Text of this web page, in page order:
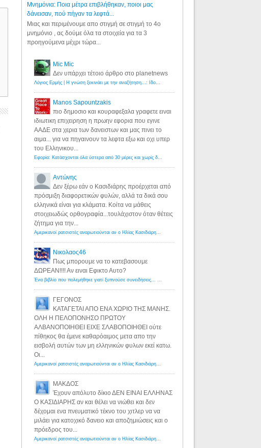
Μνημόνια: Ποια μέτρα επιβλήθηκαν, ποιοι μας
δάνεισαν, πού πήγαν τα λεφτά...
Μιας και περιμένουμε απο στιγμή σε στιγμή το 4ο
μνημόνιο , ας δούμε όλα τα στοιχεία για τα 3
προηγούμενα μέχρι τώρα...
Mic Mic
Δεν υπάρχει τέτοιο άρθρο στο planetnews
Λόγιος Ερμής | Η γνώση ξεκινάει με την αναζήτηση...: Ιδού οι 18 που χρωστούν 11 δις ευρώ!
Manos Sapountzakis
πιο δημοσιο και κουραφεξαλα γραφετε ειναι
ιδιωτικη επιχειρηση η πρωην εφορια που εγινε
ΑΑΔΕ στα χερια των δανειστων και μας πινει το
αιμα... για να πηγαινουν τα λεφτα εξω και οχι υπερ
του Ελληνικου...
Εφορία: Κατάσχονται όλα ύστερα από 30 μέρες και χωρίς δικαστικές αποφάσεις - Λόγιος Ερμής
Αντώνης
Δεν ξέρω εάν ο Κασιδιάρης προέρχεται από
πρόσμιξη διαφορετικών φυλών, αλλά τα δικά σου
ελληνικά είναι για κλάματα. Κοίτα να μάθεις
στοιχειωδώς ορθογραφία...τουλάχιστον όταν θέτεις
ζήτημα για την...
Αμερικανοί ρατσιστές αναρωτιούνται αν ο Ηλίας Κασιδιάρης ανήκει στη λευκή φυλή... - Λόγιος Ερμής
Νικολαος46
Πως μπορουμε να το κατεβασουμε
ΔΩΡΕΑΝ!!!! Αν ειναι Εφικτο Αυτο?
Ένα βιβλίο που πολεμήθηκε γιατί ξυπνούσε συνειδήσεις... - Λόγιος Ερμής | Η γνώση ξεκινάει με την αναζήτηση...
ΓΕΓΟΝΟΣ
ΚΑΤΑΓΕΤΑΙ ΑΠΟ ΕΝΑ ΧΩΡΙΟ ΤΗΣ ΜΑΝΗΣ.
ΟΛΗ Η ΠΕΛΟΠΟΝΗΣΟ ΠΡΩΤΟΥ
ΑΛΒΑΝΟΠΟΙΗΘΕΙ ΕΙΧΕ ΣΛΑΒΟΠΟΙΗΘΕΙ ούτε
πίθηκος θα έμενε καθαρόαιμος μετα απο την
εισβολή αυτών των μη ελληνικών φυλων εκεί κατω.
Οι...
Αμερικανοί ρατσιστές αναρωτιούνται αν ο Ηλίας Κασιδιάρης ανήκει στη λευκή φυλή... - Λόγιος Ερμής
ΜΑΚΔΟΣ
Έχουν απόλυτο δίκιο ΔΕΝ ΕΙΝΑΙ ΕΛΛΗΝΑΣ
Ο ΚΑΣΙΔΙΑΡΗΣ αν και θέλει να νιώθει και δεν
δέχομαι ενα πνευματικό τέκνο του χιτλερ να να
μιλάει για κατοχικό δανειο και αποζημιώσεις και ο
πρόεδρος του...
Αμερικανοί ρατσιστές αναρωτιούνται αν ο Ηλίας Κασιδιάρης ανήκει στη λευκή φυλή... - Λόγιος Ερμής